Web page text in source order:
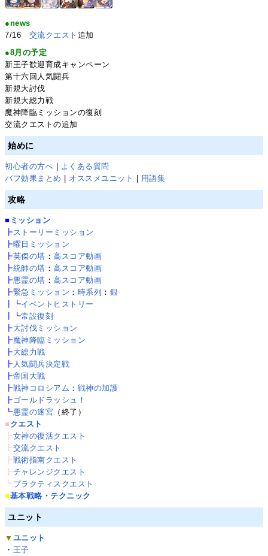
●news
7/16 交流クエスト 追加
●8月の予定
新王子歓迎育成キャンペーン
第十六回人気闘兵
新規大討伐
新規大総力戦
魔神降臨ミッションの復刻
交流クエストの追加
始めに
初心者の方へ
よくある質問
バフ効果まとめ
オススメユニット 用語集
攻略
■ ミッション
┣ストーリーミッション
┣曜日ミッション
┣英傑の塔 ：高スコア動画
┣統帥の塔 ：高スコア動画
┣悪霊の塔 ：高スコア動画
┣緊急ミッション ： 時系列 ： 銀
┃┗イベントヒストリー
┃┗常設復刻
┣大討伐ミッション
┣魔神降臨ミッション
┣大総力戦
┣ 人気闘兵決定戦
┣帝国大戦
┣戦神コロシアム ： 戦神の加護
┣ゴールドラッシュ！
┗悪霊の迷宮 （終了）
■ クエスト
┣女神の復活クエスト
┣交流クエスト
┣戦術指南クエスト
┣チャレンジクエスト
┗プラクティスクエスト
■基本戦略・テクニック
ユニット
▼ ユニット
・ 王子